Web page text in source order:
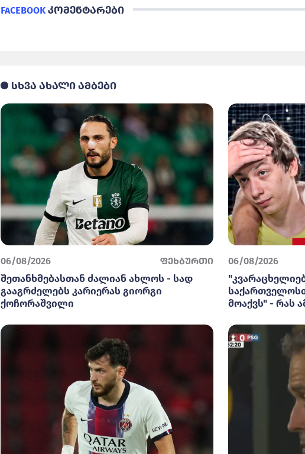
Facebookკომენტარები
სხვა ახალი ამბები
06/08/2026 ფეხბურთი
შეთანხმებასთან ძალიან ახლოს - სად
გააგრძელებს კარიერას გიორგი
ქოჩორაშვილი
06/08/2026
მოაქვს" - რას